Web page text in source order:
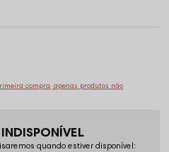
compra, apenas produtos não
quando estiver disponível: